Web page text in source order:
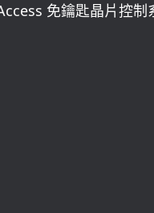
免鑰匙晶片控制